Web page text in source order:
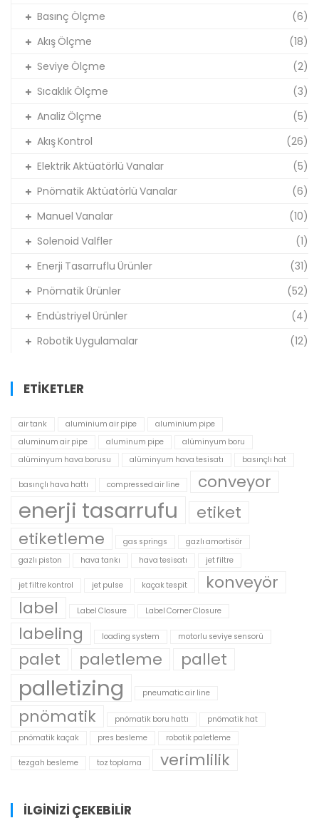
Basınç Ölçme
(6)
Akış Ölçme
(18)
Seviye Ölçme
(2)
Sıcaklık Ölçme
(3)
Analiz Ölçme
(5)
Akış Kontrol
(26)
Elektrik Aktüatörlü Vanalar
(5)
Pnömatik Aktüatörlü Vanalar
(6)
Manuel Vanalar
(10)
Solenoid Valfler
(1)
Enerji Tasarruflu Ürünler
(31)
Pnömatik Ürünler
(52)
Endüstriyel Ürünler
(4)
Robotik Uygulamalar
(12)
ETIKETLER
air tank aluminium air pipe
aluminium pipe
aluminum air pipe
aluminum pipe
alüminyum boru
alüminyum hava borusu
alüminyum hava tesisatı basınçlı hat
basınçlı hava hattı compressed air line conveyor
enerji tasarrufu
etiket
etiketleme
gas springs
gazlı amortisör
gazlı piston
hava tankı hava tesisatı jet filtre
jet filtre kontrol jet pulse kaçak tespit
konveyör
label
Label Closure Label Corner Closure
labeling loading system motorlu seviye sensorü
palet paletleme pallet
palletizing pneumatic air line
pnömatik pnömatik boru hattı
pnömatik hat
pnömatik kaçak
pres besleme robotik paletleme
tezgah besleme toz toplama verimlilik
İLGİNİZİ ÇEKEBİLİR